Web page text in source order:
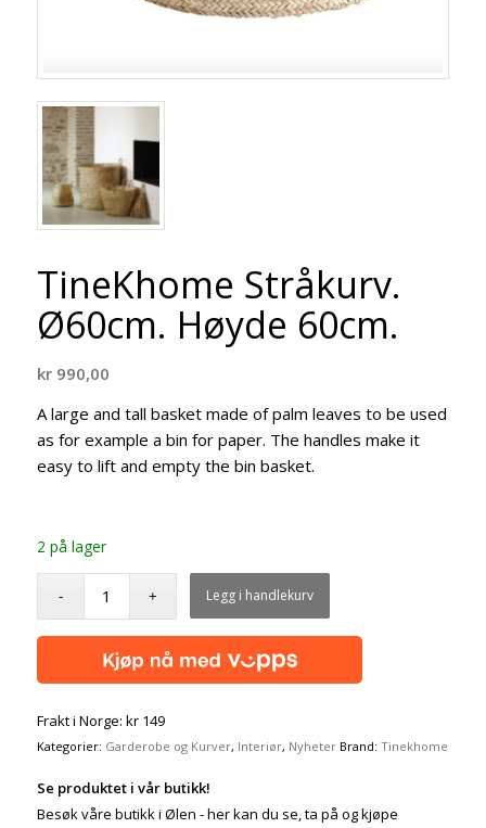
TineKhome Stråkurv.
Ø60cm. Høyde 60cm.
kr990,00
A large and tall basket made of palm leaves to be used
as for example a bin for paper. The handles make it
easy to lift and empty the bin basket.
2 på lager
Legg i handlekurv
Frakt i Norge: kr 149
Kategorier: Garderobe og Kurver, Interiør, Nyheter Brand: Tinekhome
Se produktet i vår butikk!
Besøk våre butikk i Ølen - her kan du se, ta på og kjøpe